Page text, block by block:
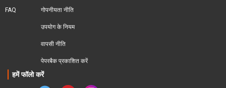
FAQ गोपनीयता नीति
उपयोग के नियम
वापसी नीति
पेपरबैक प्रकाशित करें
हमें फॉलो करें